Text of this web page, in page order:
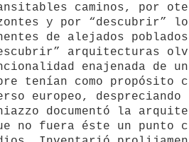
caminos, por
y por “descubrir”
de alejados
arquitecturas
enajenada de
tenían como propósito
europeo,
documentó la
no fuera éste un punto